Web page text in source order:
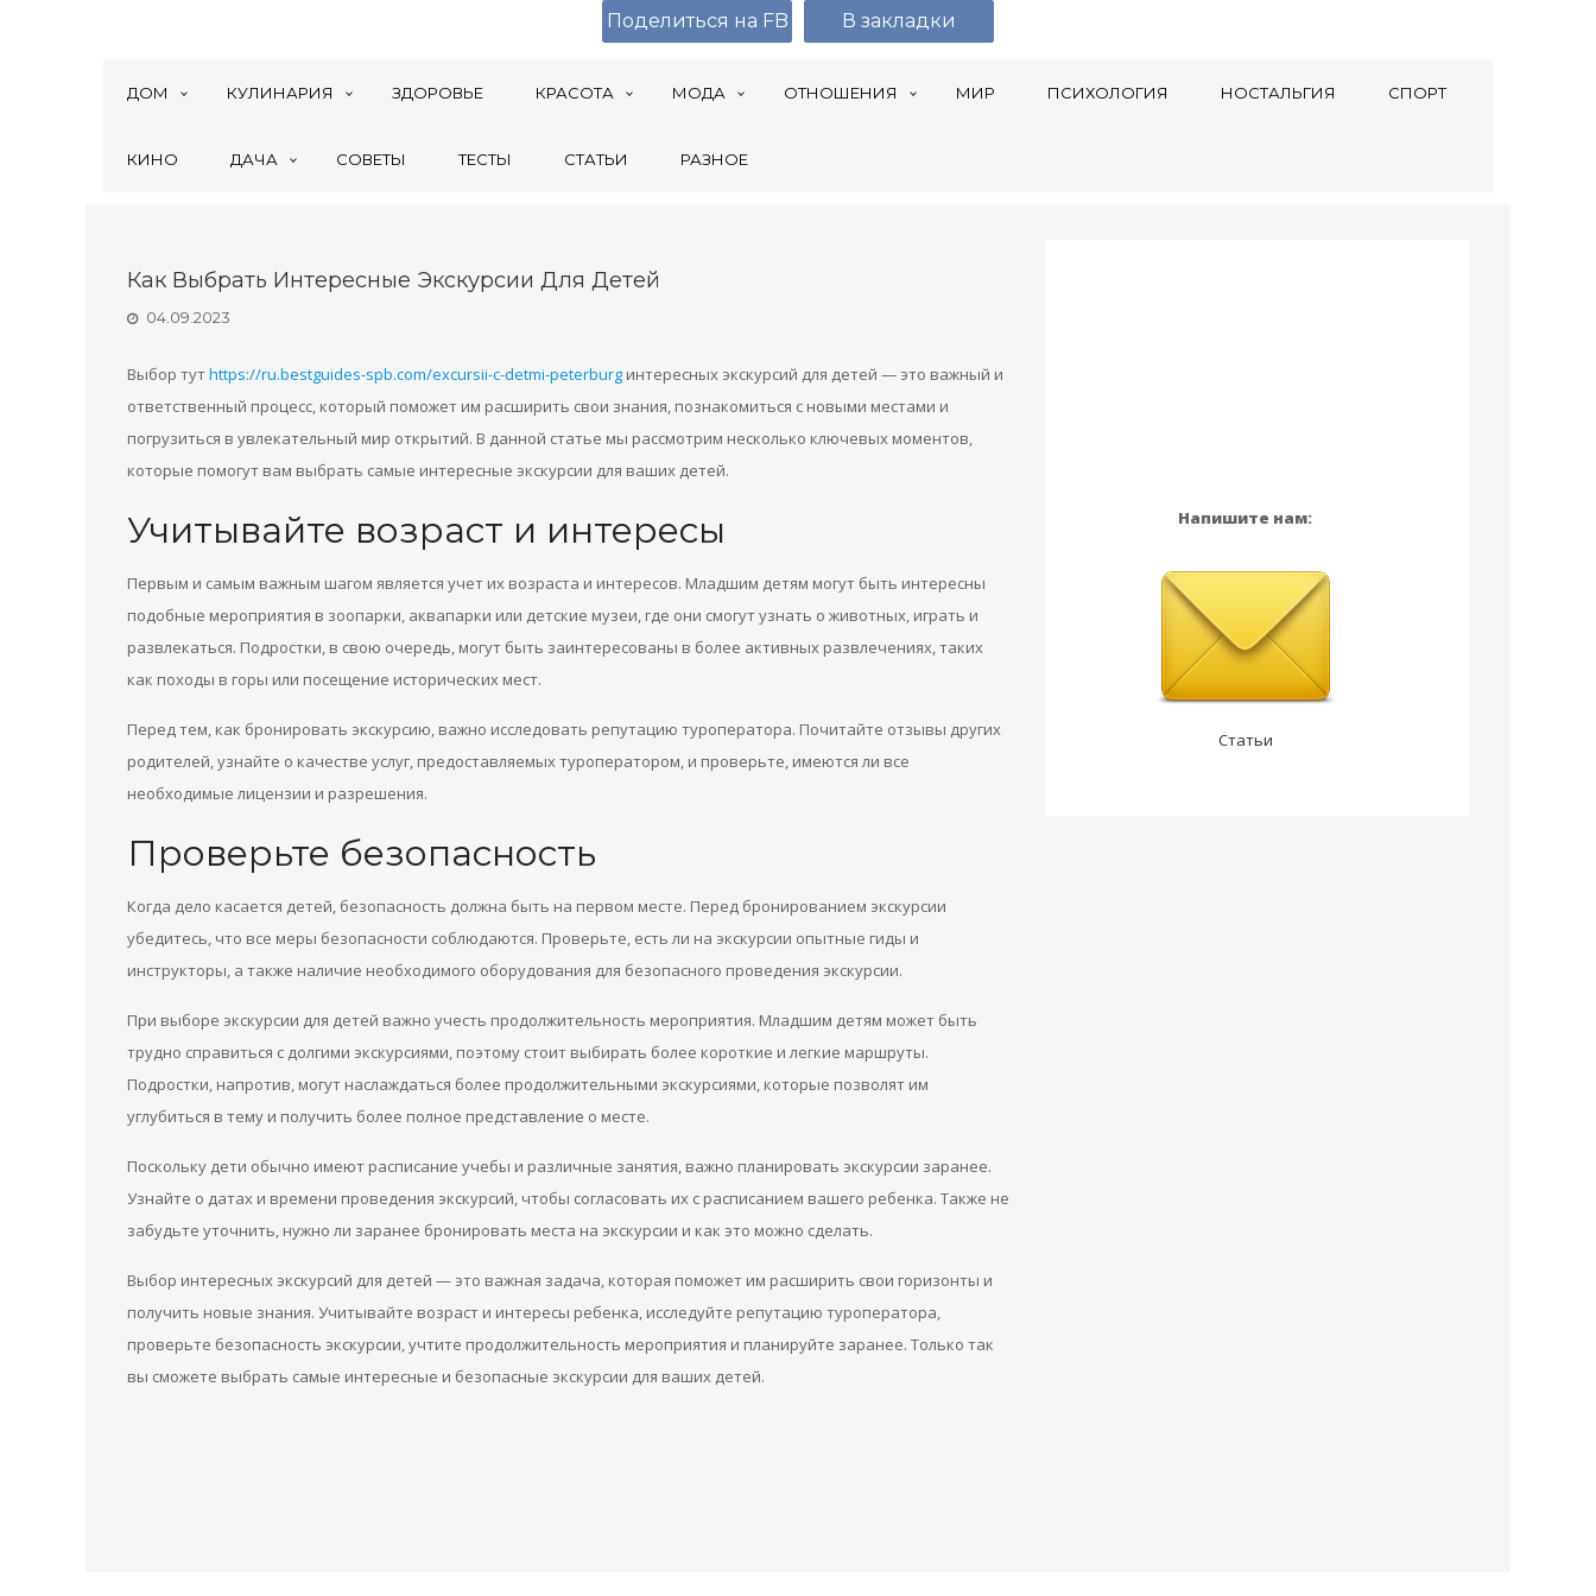
ДОМ КУЛИНАРИЯ ЗДОРОВЬЕ КРАСОТА МОДА ОТНОШЕНИЯ МИР ПСИХОЛОГИЯ НОСТАЛЬГИЯ СПОРТ
КИНО ДАЧА СОВЕТЫ ТЕСТЫ СТАТЬИ РАЗНОЕ
Как Выбрать Интересные Экскурсии Для Детей
04.09.2023
Выбор тутhttps://ru.bestguides-spb.com/excursii-c-detmi-peterburg интересных экскурсий для детей — это важный и
ответственный процесс, который поможет им расширить свои знания, познакомиться с новыми местами и
погрузиться в увлекательный мир открытий. В данной статье мы рассмотрим несколько ключевых моментов,
которые помогут вам выбрать самые интересные экскурсии для ваших детей.
Учитывайте возраст и интересы
Первым и самым важным шагом является учет их возраста и интересов. Младшим детям могут быть интересны
подобные мероприятия в зоопарки, аквапарки или детские музеи, где они смогут узнать о животных, играть и
развлекаться. Подростки, в свою очередь, могут быть заинтересованы в более активных развлечениях, таких
как походы в горы или посещение исторических мест.
Перед тем, как бронировать экскурсию, важно исследовать репутацию туроператора. Почитайте отзывы других
родителей, узнайте о качестве услуг, предоставляемых туроператором, и проверьте, имеются ли все
необходимые лицензии и разрешения.
Проверьте безопасность
Когда дело касается детей, безопасность должна быть на первом месте. Перед бронированием экскурсии
убедитесь, что все меры безопасности соблюдаются. Проверьте, есть ли на экскурсии опытные гиды и
инструкторы, а также наличие необходимого оборудования для безопасного проведения экскурсии.
При выборе экскурсии для детей важно учесть продолжительность мероприятия. Младшим детям может быть
трудно справиться с долгими экскурсиями, поэтому стоит выбирать более короткие и легкие маршруты.
Подростки, напротив, могут наслаждаться более продолжительными экскурсиями, которые позволят им
углубиться в тему и получить более полное представление о месте.
Поскольку дети обычно имеют расписание учебы и различные занятия, важно планировать экскурсии заранее.
Узнайте о датах и времени проведения экскурсий, чтобы согласовать их с расписанием вашего ребенка. Также не
забудьте уточнить, нужно ли заранее бронировать места на экскурсии и как это можно сделать.
Выбор интересных экскурсий для детей — это важная задача, которая поможет им расширить свои горизонты и
получить новые знания. Учитывайте возраст и интересы ребенка, исследуйте репутацию туроператора,
проверьте безопасность экскурсии, учтите продолжительность мероприятия и планируйте заранее. Только так
вы сможете выбрать самые интересные и безопасные экскурсии для ваших детей.
Напишите нам:
Статьи
Поделиться на FB В закладки